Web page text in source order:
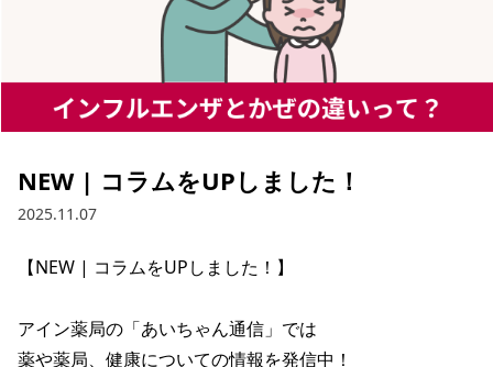
NEW | コラムをUPしました！
2025.11.07
【NEW | コラムをUPしました！】
アイン薬局の「あいちゃん通信」では
薬や薬局、健康についての情報を発信中！